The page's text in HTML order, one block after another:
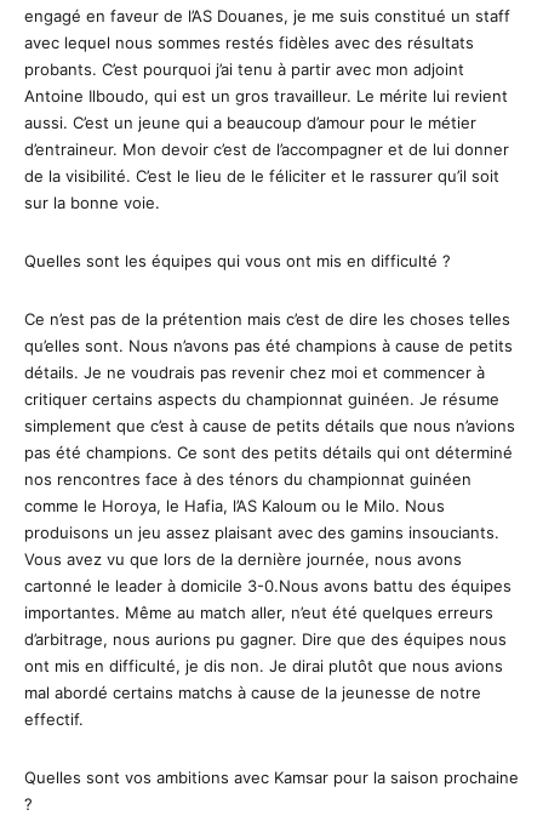
engagé en faveur de l’AS Douanes, je me suis constitué un staff
avec lequel nous sommes restés fidèles avec des résultats
probants. C’est pourquoi j’ai tenu à partir avec mon adjoint
Antoine Ilboudo, qui est un gros travailleur. Le mérite lui revient
aussi. C’est un jeune qui a beaucoup d’amour pour le métier
d’entraineur. Mon devoir c’est de l’accompagner et de lui donner
de la visibilité. C’est le lieu de le féliciter et le rassurer qu’il soit
sur la bonne voie.
Quelles sont les équipes qui vous ont mis en difficulté ?
Ce n’est pas de la prétention mais c’est de dire les choses telles
qu’elles sont. Nous n’avons pas été champions à cause de petits
détails. Je ne voudrais pas revenir chez moi et commencer à
critiquer certains aspects du championnat guinéen. Je résume
simplement que c’est à cause de petits détails que nous n’avions
pas été champions. Ce sont des petits détails qui ont déterminé
nos rencontres face à des ténors du championnat guinéen
comme le Horoya, le Hafia, l’AS Kaloum ou le Milo. Nous
produisons un jeu assez plaisant avec des gamins insouciants.
Vous avez vu que lors de la dernière journée, nous avons
cartonné le leader à domicile 3-0.Nous avons battu des équipes
importantes. Même au match aller, n’eut été quelques erreurs
d’arbitrage, nous aurions pu gagner. Dire que des équipes nous
ont mis en difficulté, je dis non. Je dirai plutôt que nous avions
mal abordé certains matchs à cause de la jeunesse de notre
effectif.
Quelles sont vos ambitions avec Kamsar pour la saison prochaine
?